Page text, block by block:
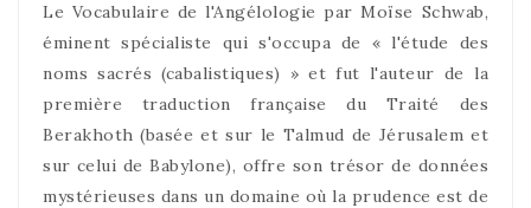
Le Vocabulaire de l'Angélologie par Moïse Schwab,
éminent spécialiste qui s'occupa de « l'étude des
noms sacrés (cabalistiques) » et fut l'auteur de la
première traduction française du Traité des
Berakhoth (basée et sur le Talmud de Jérusalem et
sur celui de Babylone), offre son trésor de données
mystérieuses dans un domaine où la prudence est de